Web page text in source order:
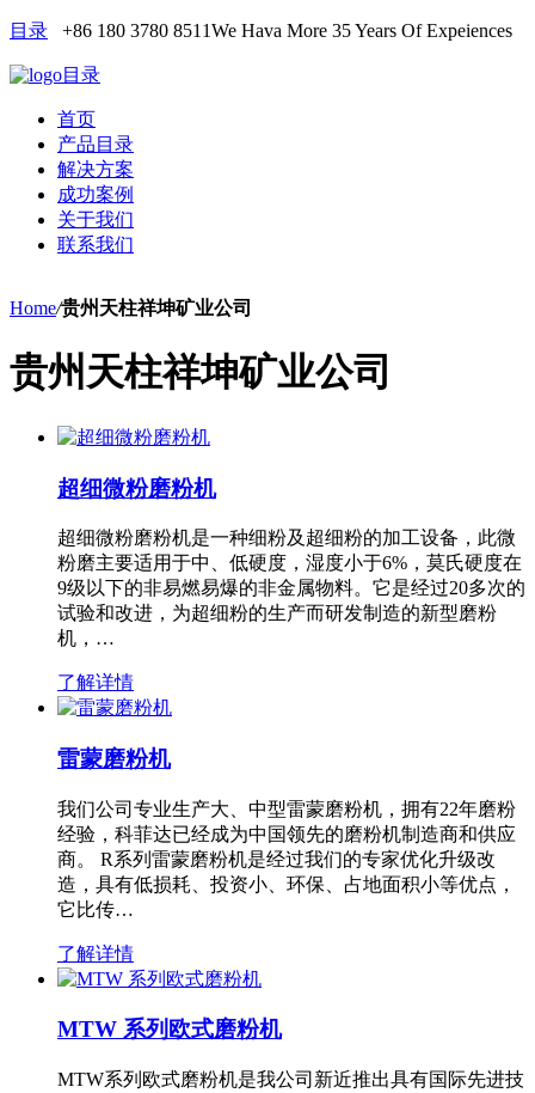
目录 +86 180 3780 8511We Hava More 35 Years Of Expeiences
目录
首页
产品目录
解决方案
成功案例
关于我们
联系我们
Home/贵州天柱祥坤矿业公司
贵州天柱祥坤矿业公司
超细微粉磨粉机
超细微粉磨粉机是一种细粉及超细粉的加工设备，此微
粉磨主要适用于中、低硬度，湿度小于6%，莫氏硬度在
9级以下的非易燃易爆的非金属物料。它是经过20多次的
试验和改进，为超细粉的生产而研发制造的新型磨粉
机，…
了解详情
雷蒙磨粉机
我们公司专业生产大、中型雷蒙磨粉机，拥有22年磨粉
经验，科菲达已经成为中国领先的磨粉机制造商和供应
商。 R系列雷蒙磨粉机是经过我们的专家优化升级改
造，具有低损耗、投资小、环保、占地面积小等优点，
它比传…
了解详情
MTW 系列欧式磨粉机
MTW系列欧式磨粉机是我公司新近推出具有国际先进技